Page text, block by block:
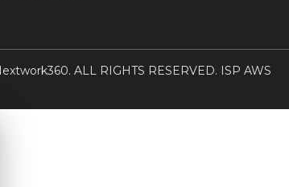
ALL RIGHTS RESERVED. ISP AWS